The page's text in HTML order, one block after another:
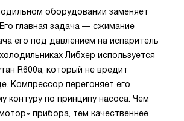
оборудовании заменяет
главная задача — сжимание
его под давлением на испаритель
Либхер используется
R600a, который не вредит
Компрессор перегоняет его
контуру по принципу насоса. Чем
прибора, тем качественнее